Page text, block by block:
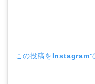
この投稿をInstagram